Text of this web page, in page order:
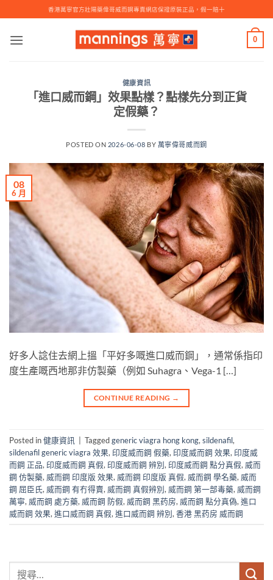
to
content
香港萬寧官方壯陽藥偉哥威而鋼專賣網店保證原裝正品，假一賠十
0
健康資訊
「進口威而鋼」效果點樣？點樣先分到正貨
定假藥？
POSTED ON 2026-06-08 BY 萬寧偉哥威而鋼
08
6 月
好多人諗住去網上搵「平好多嘅進口威而鋼」，通常係指印
度生產嘅西地那非仿製藥（例如 Suhagra、Vega-1 […]
CONTINUE READING →
Posted in健康資訊 Taggedgeneric viagra hong kong, sildenafil,
sildenafil generic viagra 效果, 印度威而鋼 假藥, 印度威而鋼 效果, 印度威
而鋼 正品, 印度威而鋼 真假, 印度威而鋼 辨別, 印度威而鋼 點分真假, 威而
鋼 仿製藥, 威而鋼 印度版 效果, 威而鋼 印度版 真假, 威而鋼 學名藥, 威而
鋼 屈臣氏, 威而鋼 有冇得賣, 威而鋼 真假辨別, 威而鋼 第一部毒藥, 威而鋼
萬寧, 威而鋼 處方藥, 威而鋼 防假, 威而鋼 黑药房, 威而鋼 點分真偽, 進口
威而鋼 效果, 進口威而鋼 真假, 進口威而鋼 辨別, 香港 黑药房 威而鋼